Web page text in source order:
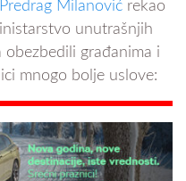
Milanović rekao
unutrašnjih
obezbedili građanima i
mnogo bolje uslove: